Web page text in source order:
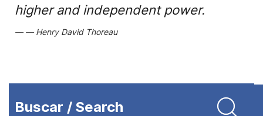
higher and independent power.
Henry David Thoreau
Buscar / Search